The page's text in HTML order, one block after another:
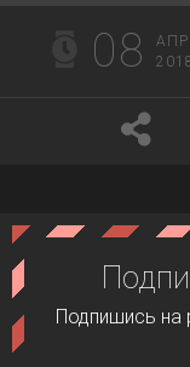
08
Подпишись на